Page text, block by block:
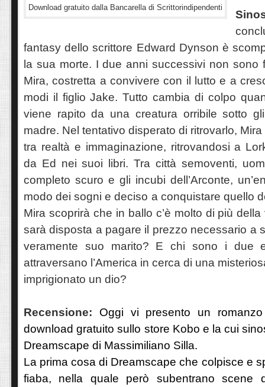
Download gratuito dalla Bancarella di Scrittorindipendenti
fantasy dello scrittore Edward Dynson è
la sua morte. I due anni successivi non sono
Mira, costretta a convivere con il lutto e a
modi il figlio Jake. Tutto cambia di colpo
viene rapito da una creatura orribile sotto
madre. Nel tentativo disperato di ritrovarlo,
tra realtà e immaginazione, ritrovandosi a
da Ed nei suoi libri. Tra città semoventi,
completo scuro e gli incubi dell’Arconte,
modo dei sogni e deciso a conquistare quello
Mira scoprirà che in ballo c’è molto di più
sarà disposta a pagare il prezzo necessario a
veramente suo marito? E chi sono i due
attraversano l’America in cerca di una
imprigionato un dio?
Recensione: Oggi vi presento un
download gratuito sullo store Kobo e la cui
Dreamscape di Massimiliano Silla.
La prima cosa di Dreamscape che colpisce e
fiaba, nella quale però subentrano scene